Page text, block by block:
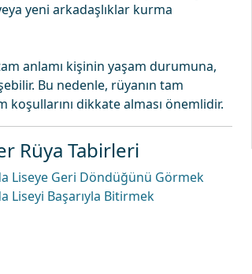
yeni arkadaşlıklar kurma
anlamı kişinin yaşam durumuna,
Bu nedenle, rüyanın tam
koşullarını dikkate alması önemlidir.
Rüya Tabirleri
Liseye Geri Döndüğünü Görmek
Liseyi Başarıyla Bitirmek